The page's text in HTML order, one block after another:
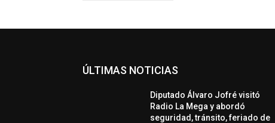
ÚLTIMAS NOTICIAS
Diputado Álvaro Jofré visitó
Radio La Mega y abordó
seguridad, tránsito, feriado de